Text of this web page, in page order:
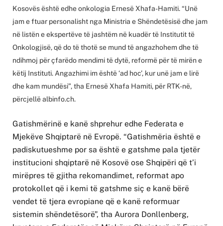
Kosovës është edhe onkologia Ernesë Xhafa-Hamiti. “Unë
jam e ftuar personalisht nga Ministria e Shëndetësisë dhe jam
në listën e ekspertëve të jashtëm në kuadër të Institutit të
Onkologjisë, që do të thotë se mund të angazhohem dhe të
ndihmoj për çfarëdo mendimi të dytë, reformë për të mirën e
këtij Instituti. Angazhimi im është ‘ad hoc’, kur unë jam e lirë
dhe kam mundësi”, tha Ernesë Xhafa Hamiti, për RTK-në,
përcjellë albinfo.ch.
Gatishmërinë e kanë shprehur edhe Federata e
Mjekëve Shqiptarë në Evropë. “Gatishmëria është e
padiskutueshme por sa është e gatshme pala tjetër
institucioni shqiptarë në Kosovë ose Shqipëri që t’i
mirëpres të gjitha rekomandimet, reformat apo
protokollet që i kemi të gatshme siç e kanë bërë
vendet të tjera evropiane që e kanë reformuar
sistemin shëndetësorë”, tha Aurora Donllenberg,